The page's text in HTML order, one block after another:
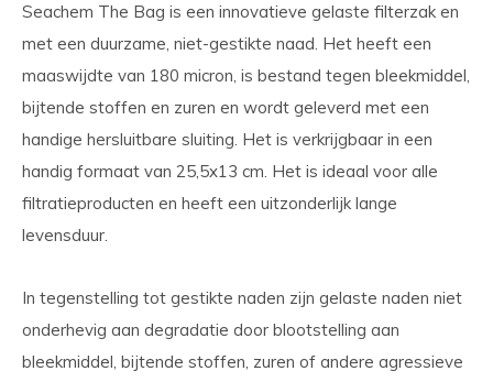
Seachem The Bag is een innovatieve gelaste filterzak en
met een duurzame, niet-gestikte naad. Het heeft een
maaswijdte van 180 micron, is bestand tegen bleekmiddel,
bijtende stoffen en zuren en wordt geleverd met een
handige hersluitbare sluiting. Het is verkrijgbaar in een
handig formaat van 25,5x13 cm. Het is ideaal voor alle
filtratieproducten en heeft een uitzonderlijk lange
levensduur.
In tegenstelling tot gestikte naden zijn gelaste naden niet
onderhevig aan degradatie door blootstelling aan
bleekmiddel, bijtende stoffen, zuren of andere agressieve